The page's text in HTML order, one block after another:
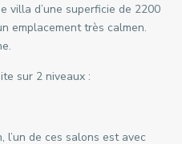
villa d’une superficie de 2200
emplacement très calmen.
sur 2 niveaux :
de ces salons est avec